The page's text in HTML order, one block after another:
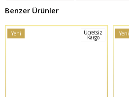
Benzer Ürünler
Yeni
Ücretsiz
Kargo
Yeni